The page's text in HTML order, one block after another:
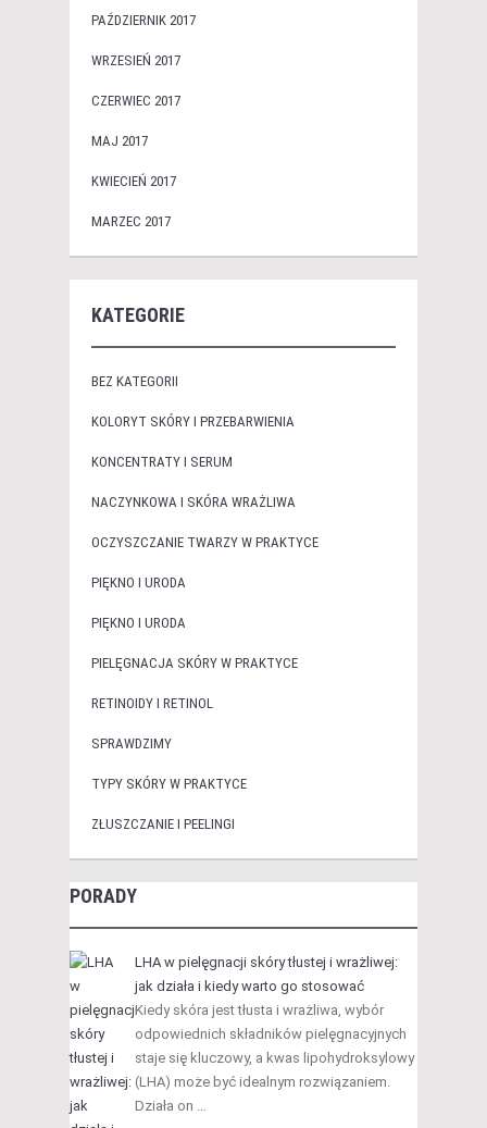
PAŹDZIERNIK 2017
WRZESIEŃ 2017
CZERWIEC 2017
MAJ 2017
KWIECIEŃ 2017
MARZEC 2017
KATEGORIE
BEZ KATEGORII
KOLORYT SKÓRY I PRZEBARWIENIA
KONCENTRATY I SERUM
NACZYNKOWA I SKÓRA WRAŻLIWA
OCZYSZCZANIE TWARZY W PRAKTYCE
PIĘKNO I URODA
PIĘKNO I URODA
PIELĘGNACJA SKÓRY W PRAKTYCE
RETINOIDY I RETINOL
SPRAWDZIMY
TYPY SKÓRY W PRAKTYCE
ZŁUSZCZANIE I PEELINGI
PORADY
LHA w pielęgnacji skóry tłustej i wrażliwej:
jak działa i kiedy warto go stosować
Kiedy skóra jest tłusta i wrażliwa, wybór
odpowiednich składników pielęgnacyjnych
staje się kluczowy, a kwas lipohydroksylowy
(LHA) może być idealnym rozwiązaniem.
Działa on …